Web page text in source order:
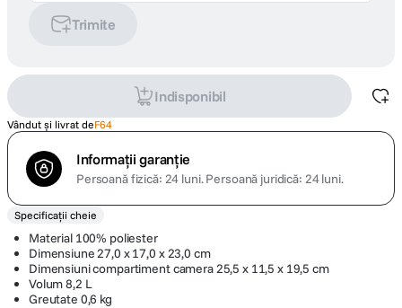
Trimite
Indisponibil
Vândut și livrat deF64
Informații garanție
Persoană fizică: 24 luni.Persoană juridică: 24 luni.
Specificații cheie
Material 100% poliester
Dimensiune 27,0 x 17,0 x 23,0 cm
Dimensiuni compartiment camera 25,5 x 11,5 x 19,5 cm
Volum 8,2 L
Greutate 0,6 kg